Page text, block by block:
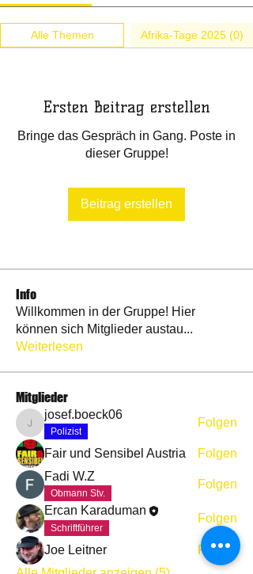
Alle Themen Afrika-Tage 2025 (0)
Ersten Beitrag erstellen
Bringe das Gespräch in Gang. Poste in
dieser Gruppe!
Beitrag erstellen
Info
Willkommen in der Gruppe! Hier
können sich Mitglieder austau...
Weiterlesen
Mitglieder
josef.boeck06
josef.boeck06
Polizist
Folgen
Fair und Sensibel Austria
Folgen
Fadi W.Z
Obmann Stv.
Folgen
Ercan Karaduman
Schriftführer
Folgen
Joe Leitner
Folgen